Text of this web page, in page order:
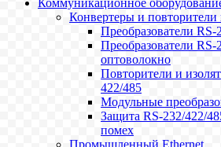
Коммуникационное
Конвертеры и повторители
Преобразователи
Преобразователи RS-
оптоволокно
Повторители и
422/485
Модульные
Защита RS-232/422/
помех
Промышленный Ethernet